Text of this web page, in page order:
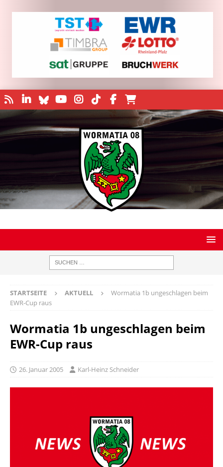
STARTSEITE AKTUELL
Wormatia 1b ungeschlagen beim
EWR-Cup raus
Wormatia 1b ungeschlagen beim
EWR-Cup raus
26. Januar 2005 Karl-Heinz Schneider